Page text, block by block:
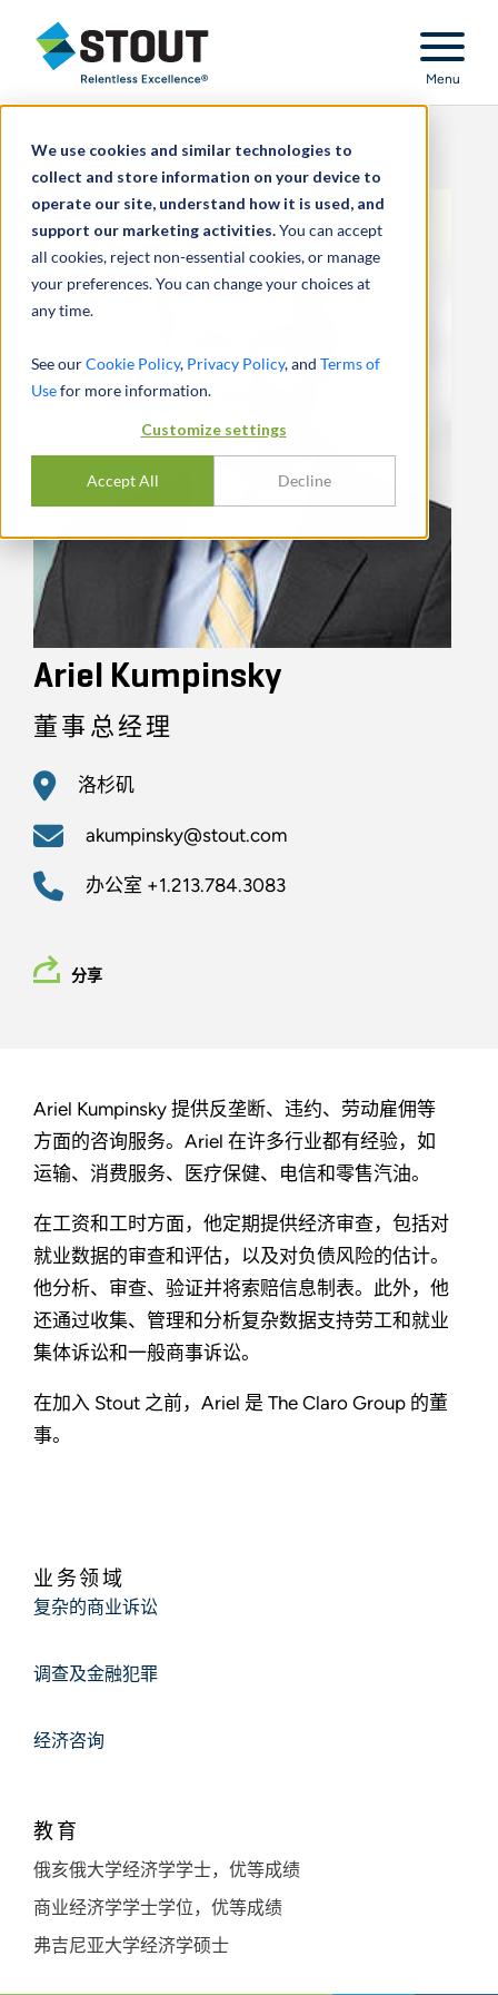
We use cookies and similar technologies to
collect and store information on your device to
operate our site, understand how it is used, and
support our marketing activities.You can accept
all cookies, reject non-essential cookies, or manage
your preferences. You can change your choices at
any time.
See ourCookie Policy, Privacy Policy, and Terms of
Usefor more information.
Customize settings
Accept All Decline
Stout Relentless Excellence
Menu
Ariel Kumpinsky
董事总经理
洛杉矶
akumpinsky@stout.com
办公室 +1.213.784.3083
分享
Ariel Kumpinsky 提供反垄断、违约、劳动雇佣等
方面的咨询服务。Ariel 在许多行业都有经验，如
运输、消费服务、医疗保健、电信和零售汽油。
在工资和工时方面，他定期提供经济审查，包括对
就业数据的审查和评估，以及对负债风险的估计。
他分析、审查、验证并将索赔信息制表。此外，他
还通过收集、管理和分析复杂数据支持劳工和就业
集体诉讼和一般商事诉讼。
在加入 Stout 之前，Ariel 是 The Claro Group 的董
事。
业务领域
复杂的商业诉讼
调查及金融犯罪
经济咨询
教育
俄亥俄大学经济学学士，优等成绩
商业经济学学士学位，优等成绩
弗吉尼亚大学经济学硕士